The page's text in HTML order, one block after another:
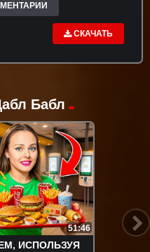
СКАЧАТЬ
Бабл
51:46
ИСПОЛЬЗУЯ